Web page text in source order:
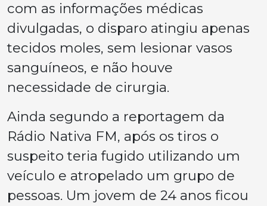
com as informações médicas
divulgadas, o disparo atingiu apenas
tecidos moles, sem lesionar vasos
sanguíneos, e não houve
necessidade de cirurgia.
Ainda segundo a reportagem da
Rádio Nativa FM, após os tiros o
suspeito teria fugido utilizando um
veículo e atropelado um grupo de
pessoas. Um jovem de 24 anos ficou